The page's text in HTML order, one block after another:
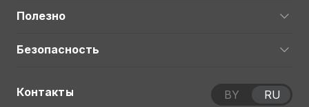
Полезно
Безопасность
Контакты BY RU